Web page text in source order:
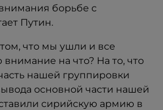
борьбе с
Путин.
что мы ушли и все
на что? На то, что
нашей группировки
основной части нашей
сирийскую армию в